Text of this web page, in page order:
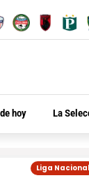
hoy La
Liga Nacional